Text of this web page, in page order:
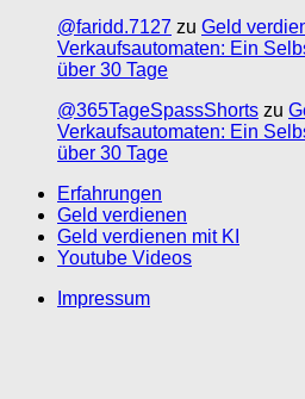
@faridd.7127 zu Geld
Verkaufsautomaten: Ein
über 30 Tage
@365TageSpassShorts zu
Verkaufsautomaten: Ein
über 30 Tage
Erfahrungen
Geld verdienen
Geld verdienen mit KI
Youtube Videos
Impressum